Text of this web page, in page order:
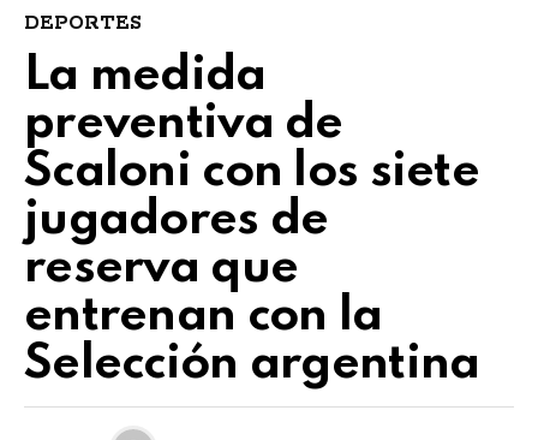
DEPORTES
La medida
preventiva de
Scaloni con los siete
jugadores de
reserva que
entrenan con la
Selección argentina